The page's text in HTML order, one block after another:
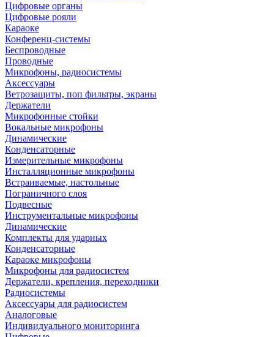
Цифровые органы
Цифровые рояли
Караоке
Конференц-системы
Беспроводные
Проводные
Микрофоны, радиосистемы
Аксессуары
Ветрозащиты, поп фильтры, экраны
Держатели
Микрофонные стойки
Вокальные микрофоны
Динамические
Конденсаторные
Измерительные микрофоны
Инсталляционные микрофоны
Встраиваемые, настольные
Пограничного слоя
Подвесные
Инструментальные микрофоны
Динамические
Комплекты для ударных
Конденсаторные
Караоке микрофоны
Микрофоны для радиосистем
Держатели, крепления, переходники
Радиосистемы
Аксессуары для радиосистем
Аналоговые
Индивидуального мониторинга